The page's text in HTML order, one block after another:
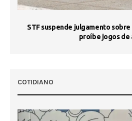
STF suspende julgamento
proíbe jogos de
COTIDIANO